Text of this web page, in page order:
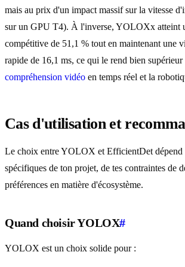
mais au prix d'un impact massif sur la vitesse
sur un GPU T4). À l'inverse, YOLOXx atteint
compétitive de 51,1 % tout en maintenant une
rapide de 16,1 ms, ce qui le rend bien supérieur
compréhension vidéo en temps réel et la
Cas d'utilisation et
Le choix entre YOLOX et EfficientDet dépend
spécifiques de ton projet, de tes contraintes de
préférences en matière d'écosystème.
Quand choisir YOLOX#
YOLOX est un choix solide pour :